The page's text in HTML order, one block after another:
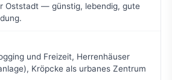
Oststadt — günstig, lebendig, gute
und Freizeit, Herrenhäuser
Kröpcke als urbanes Zentrum